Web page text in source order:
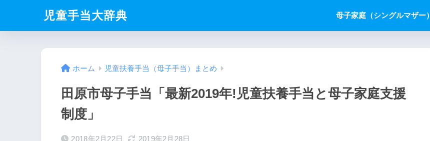
児童手当大辞典 母子家庭（シングルマザー）
ホーム 児童扶養手当（母子手当）まとめ
田原市母子手当「最新2019年!児童扶養手当と母子家庭支援
制度」
2018年2月22日 2019年2月28日